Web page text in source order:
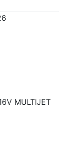
MULTIJET